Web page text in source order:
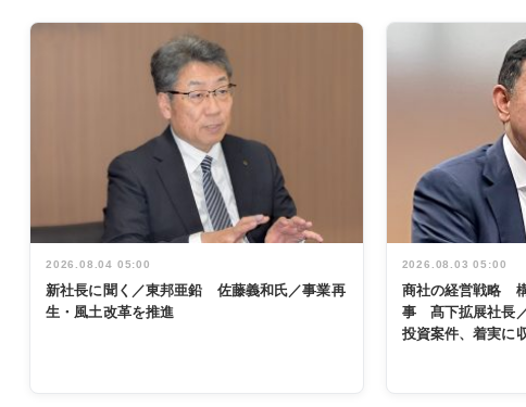
2026.08.04 05:00
新社長に聞く／東邦亜鉛 佐藤義和氏／事業再
生・風土改革を推進
2026.08.03 05:00
商社の経営戦略
事 髙下拡展社長
投資案件、着実に